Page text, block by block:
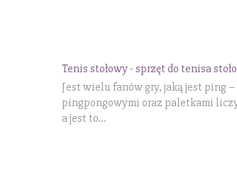
Tenis stołowy - sprzęt do tenisa
Jest wielu fanów gry, jaką jest ping
pingpongowymi oraz paletkami
a jest to...